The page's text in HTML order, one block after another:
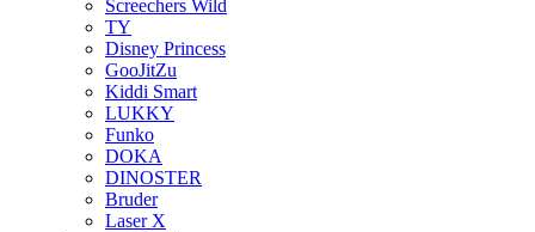
Screechers Wild
TY
Disney Princess
GooJitZu
Kiddi Smart
LUKKY
Funko
DOKA
DINOSTER
Bruder
Laser X